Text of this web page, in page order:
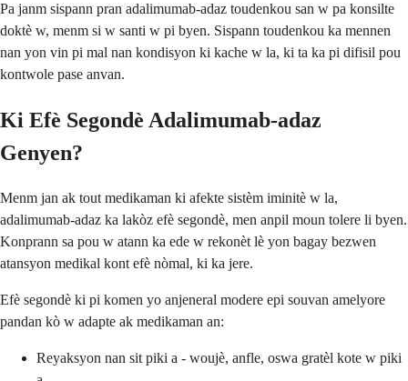
Pa janm sispann pran adalimumab-adaz toudenkou san w pa konsilte
doktè w, menm si w santi w pi byen. Sispann toudenkou ka mennen
nan yon vin pi mal nan kondisyon ki kache w la, ki ta ka pi difisil pou
kontwole pase anvan.
Ki Efè Segondè Adalimumab-adaz
Genyen?
Menm jan ak tout medikaman ki afekte sistèm iminitè w la,
adalimumab-adaz ka lakòz efè segondè, men anpil moun tolere li byen.
Konprann sa pou w atann ka ede w rekonèt lè yon bagay bezwen
atansyon medikal kont efè nòmal, ki ka jere.
Efè segondè ki pi komen yo anjeneral modere epi souvan amelyore
pandan kò w adapte ak medikaman an:
Reyaksyon nan sit piki a - woujè, anfle, oswa gratèl kote w piki